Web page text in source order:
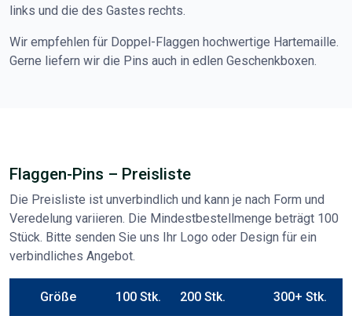
links und die des Gastes rechts.
Wir empfehlen für Doppel-Flaggen hochwertige Hartemaille.
Gerne liefern wir die Pins auch in edlen Geschenkboxen.
Flaggen-Pins – Preisliste
Die Preisliste ist unverbindlich und kann je nach Form und
Veredelung variieren. Die Mindestbestellmenge beträgt 100
Stück. Bitte senden Sie uns Ihr Logo oder Design für ein
verbindliches Angebot.
Größe 100 Stk. 200 Stk. 300+ Stk.